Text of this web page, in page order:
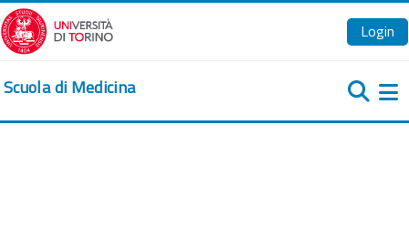
Vai al contenuto principale
Login
Scuola di Medicina